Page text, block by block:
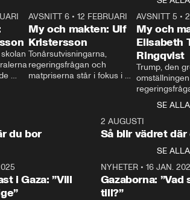
24:30 27:30
AVSNITT 6 •12 FEBRUARI
My och makten: Ulf
Kristersson
Tonårsutvisningarna,
regeringsfrågan och
matpriserna står i fokus i
Rohwedder ställer
statsminister Ulf Kristersson
AVSNITT 5 •
My och
Elisabeth
Ringqvist
Trump, den
centrum i
avsnittet av
Makten”. Se
Aftonbladets
Rohwedder
Thand Ring
SE ALLA
du bor
2 AUGUSTI
Så blir vädret där
SE ALLA
i Gaza: ”Vill
NYHETER• 16 JAN.
Gazaborna:
till?”